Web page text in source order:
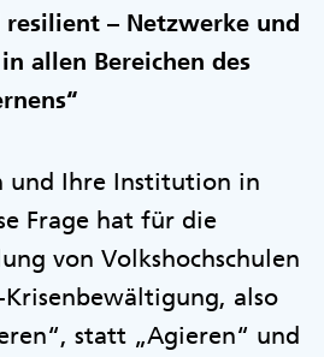
– Netzwerke und
allen Bereichen des
und Ihre Institution in
Frage hat für die
von Volkshochschulen
also
statt „Agieren“ und